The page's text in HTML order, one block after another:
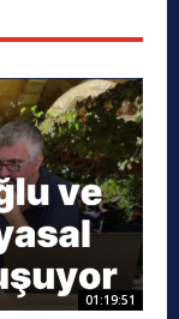
01:19:51